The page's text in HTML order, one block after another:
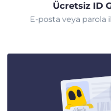
Ücretsiz ID
E-posta veya parola